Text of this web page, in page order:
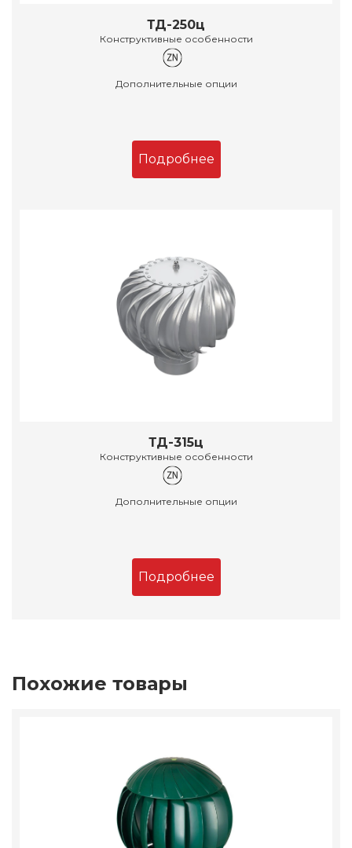
ТД-250ц
Конструктивные особенности
Дополнительные опции
Подробнее
ТД-315ц
Конструктивные особенности
Дополнительные опции
Подробнее
Похожие товары